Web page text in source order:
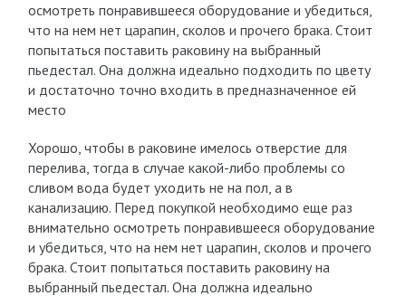
осмотреть понравившееся оборудование и убедиться,
что на нем нет царапин, сколов и прочего брака. Стоит
попытаться поставить раковину на выбранный
пьедестал. Она должна идеально подходить по цвету
и достаточно точно входить в предназначенное ей
место
Хорошо, чтобы в раковине имелось отверстие для
перелива, тогда в случае какой-либо проблемы со
сливом вода будет уходить не на пол, а в
канализацию. Перед покупкой необходимо еще раз
внимательно осмотреть понравившееся оборудование
и убедиться, что на нем нет царапин, сколов и прочего
брака. Стоит попытаться поставить раковину на
выбранный пьедестал. Она должна идеально